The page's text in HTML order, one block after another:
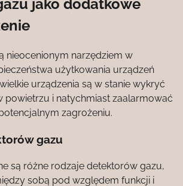
jako dodatkowe
nieocenionym narzędziem w
użytkowania urządzeń
urządzenia są w stanie wykryć
powietrzu i natychmiast zaalarmować
zagrożeniu.
gazu
są różne rodzaje detektorów gazu,
sobą pod względem funkcji i